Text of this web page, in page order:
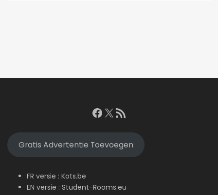
Facebook
X RSS feed
Gratis Advertentie Toevoegen
FR versie : Kots.be
EN versie : Student-Rooms.eu